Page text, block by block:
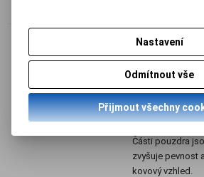
Bone
pro iPhone
Katalogové
Termín
Části pouzdra
zvyšuje pevnost
kovový vzhled.
Nastavení
Odmítnout vše
Přijmout všechny